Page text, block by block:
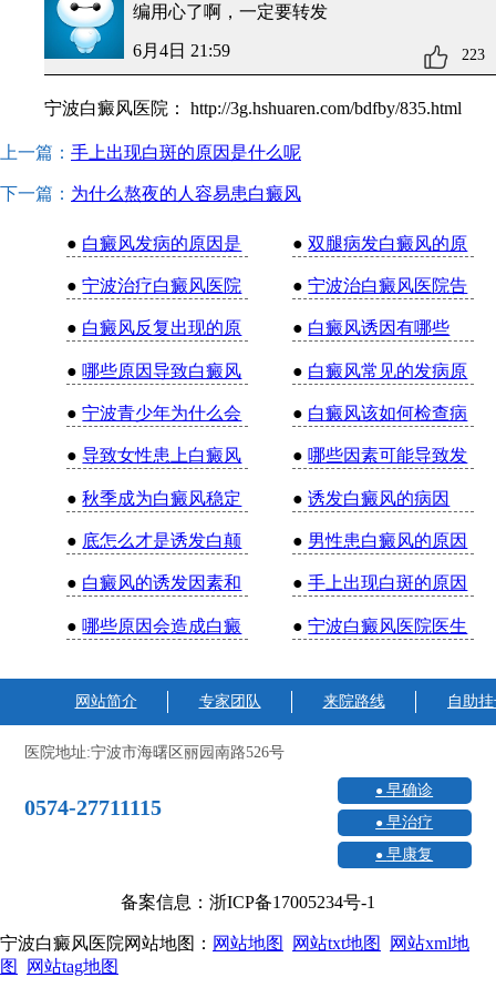
编用心了啊，一定要转发
6月4日 21:59 223
宁波白癜风医院： http://3g.hshuaren.com/bdfby/835.html
上一篇： 手上出现白斑的原因是什么呢
下一篇： 为什么熬夜的人容易患白癜风
● 白癜风发病的原因是 ●双腿病发白癜风的原
●宁波治疗白癜风医院 ●宁波治白癜风医院告
● 白癜风反复出现的原 ● 白癜风诱因有哪些
● 哪些原因导致白癜风 ● 白癜风常见的发病原
●宁波青少年为什么会 ● 白癜风该如何检查病
●导致女性患上白癜风 ● 哪些因素可能导致发
●秋季成为白癜风稳定 ●诱发白癜风的病因
● 底怎么才是诱发白颠 ● 男性患白癜风的原因
● 白癜风的诱发因素和 ●手上出现白斑的原因
● 哪些原因会造成白癜 ●宁波白癜风医院医生
网站简介 专家团队 来院路线 自助
医院地址:宁波市海曙区丽园南路526号
0574-27711115
早确诊
早治疗
早康复
备案信息：浙ICP备17005234号-1
宁波白癜风医院网站地图： 网站地图 网站txt地图
网站xml地
图
网站tag地图